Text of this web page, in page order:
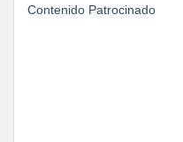
Contenido Patrocinado